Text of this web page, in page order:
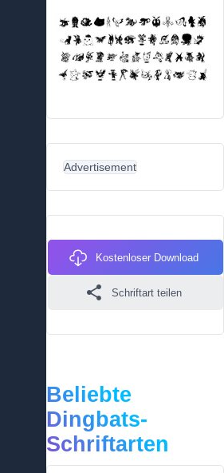
Advertisement
Kostenloser Download
Schriftart teilen
Beliebte
Dingbats-
Schriftarten